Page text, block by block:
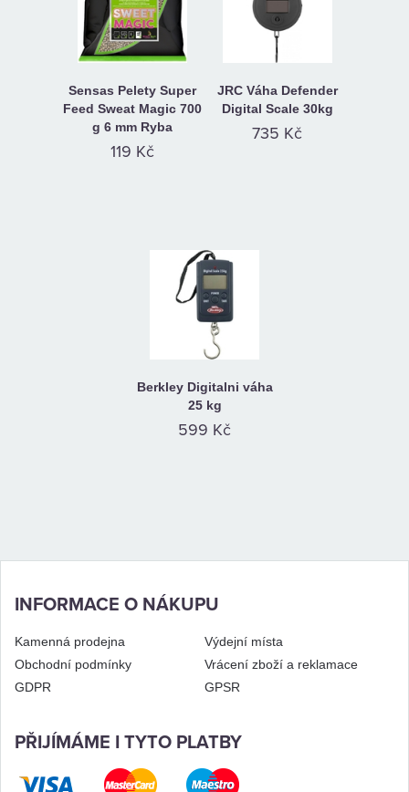
Sensas Pelety Super
Feed Sweat Magic 700
g 6 mm Ryba
119 Kč
JRC Váha Defender
Digital Scale 30kg
735 Kč
Berkley Digitalni váha
25 kg
599 Kč
INFORMACE O NÁKUPU
Kamenná prodejna
Výdejní místa
Obchodní podmínky
Vrácení zboží a reklamace
GDPR
GPSR
PŘIJÍMÁME I TYTO PLATBY